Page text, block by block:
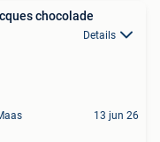
chocolade
Details
13 jun 26